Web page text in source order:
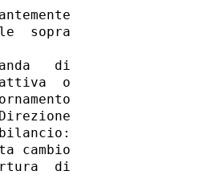
sopra
di
o
cambio
di